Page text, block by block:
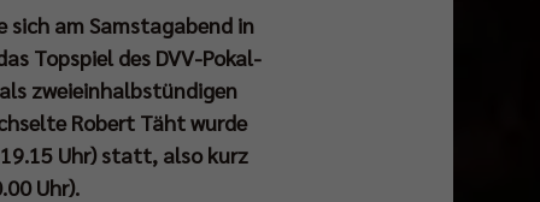
sich am Samstagabend in
Topspiel des DVV-Pokal-
zweieinhalbstündigen
Robert Täht wurde
Uhr) statt, also kurz
Uhr).